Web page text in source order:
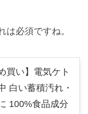
は必須ですね。
買い】電気ケト
白い蓄積汚れ・
100%食品成分